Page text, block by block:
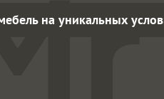
на уникальных